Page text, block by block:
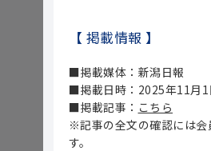
【 掲載情報 】
■掲載媒体：新潟日報
■掲載日時：2025年11月1
■掲載記事： こちら
※記事の全文の確認には会
す。